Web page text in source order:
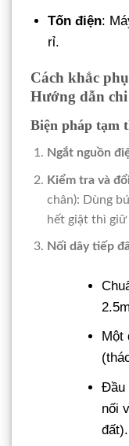
Tốn điện:
rỉ.
Cách khắc
Hướng dẫn
Biện pháp tạm
Ngắt nguồn
Kiểm tra và
chân): Dùng
hết giật thì
Nối dây tiếp
Một
Đầu
nối
đất).